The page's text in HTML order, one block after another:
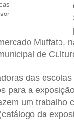
Muffato,
de
das
para a
um trabalho
da